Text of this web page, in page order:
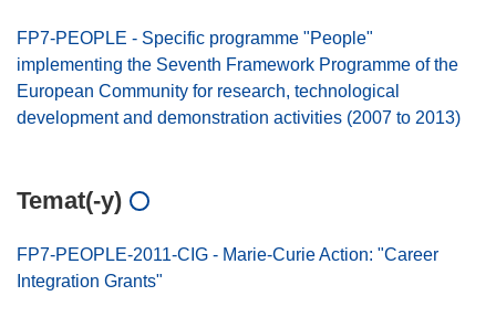
FP7-PEOPLE - Specific programme "People"
implementing the Seventh Framework Programme of the
European Community for research, technological
development and demonstration activities (2007 to 2013)
Temat(-y)
FP7-PEOPLE-2011-CIG - Marie-Curie Action: "Career
Integration Grants"